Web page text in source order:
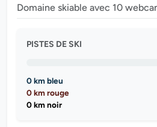
Domaine skiable avec 10
PISTES DE SKI
0 km bleu
0 km rouge
0 km noir